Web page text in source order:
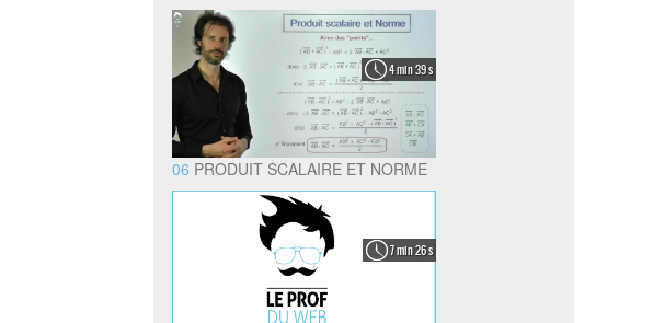
4 min 39 s
06 PRODUIT SCALAIRE ET NORME
7 min 26 s